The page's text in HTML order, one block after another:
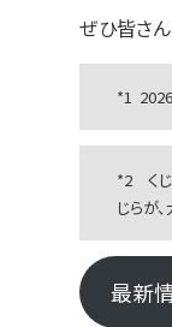
ぜひ皆さ
*1
*2 くじ
じらが
最新